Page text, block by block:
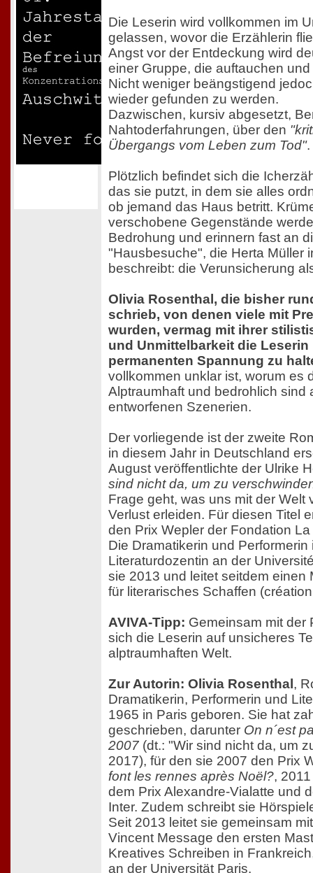
Die Leserin wird vollkommen im
gelassen, wovor die Erzählerin
Angst vor der Entdeckung wird
einer Gruppe, die auftauchen
Nicht weniger beängstigend
wieder gefunden zu werden.
Dazwischen, kursiv abgesetzt,
Nahtoderfahrungen, über den
Übergangs vom Leben zum Tod".
Plötzlich befindet sich die
das sie putzt, in dem sie alles
ob jemand das Haus betritt.
verschobene Gegenstände
Bedrohung und erinnern fast an
"Hausbesuche", die Herta Müller
beschreibt: die Verunsicherung
Olivia Rosenthal, die bisher
schrieb, von denen viele mit
wurden, vermag mit ihrer
und Unmittelbarkeit die Leserin
permanenten Spannung zu
vollkommen unklar ist, worum es
Alptraumhaft und bedrohlich sind
entworfenen Szenerien.
Der vorliegende ist der zweite
in diesem Jahr in Deutschland
August veröffentlichte der Ulrike
sind nicht da, um zu
Frage geht, was uns mit der Welt
Verlust erleiden. Für diesen Titel
den Prix Wepler der Fondation
Die Dramatikerin und Performerin
Literaturdozentin an der
sie 2013 und leitet seitdem einen
für literarisches Schaffen
AVIVA-Tipp: Gemeinsam mit der
sich die Leserin auf unsicheres
alptraumhaften Welt.
Zur Autorin: Olivia Rosenthal ,
Dramatikerin, Performerin und
1965 in Paris geboren. Sie hat
geschrieben, darunter On n´est
2007 (dt.: "Wir sind nicht da, um
2017), für den sie 2007 den Prix
font les rennes après Noël?,
dem Prix Alexandre-Vialatte und
Inter. Zudem schreibt sie
Seit 2013 leitet sie gemeinsam
Vincent Message den ersten
Kreatives Schreiben in
an der Universität Paris.